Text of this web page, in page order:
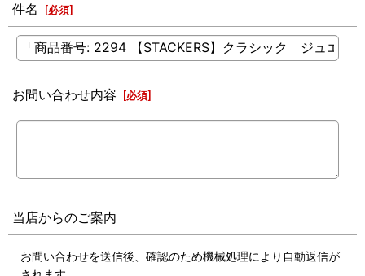
件名 [必須]
お問い合わせ内容 [必須]
当店からのご案内
お問い合わせを送信後、確認のため機械処理により自動返信が